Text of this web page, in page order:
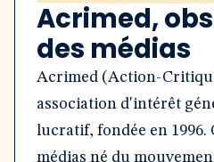
Acrimed,
des médias
Acrimed (Action-
association d'intérêt
lucratif, fondée en 1996.
médias né du